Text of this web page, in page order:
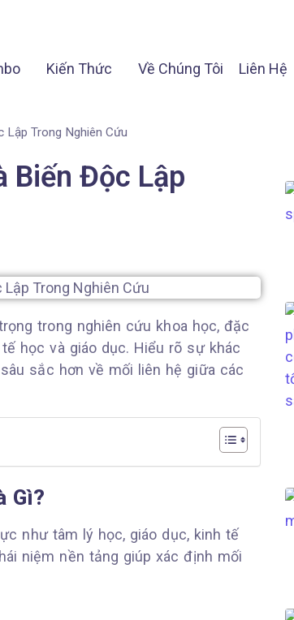
Kiến Thức Về Chúng Tôi Liên Hệ
Lập Trong Nghiên Cứu
Biến Độc Lập
trong nghiên cứu khoa học, đặc
học và giáo dục. Hiểu rõ sự khác
sắc hơn về mối liên hệ giữa các
Gì?
như tâm lý học, giáo dục, kinh tế
niệm nền tảng giúp xác định mối